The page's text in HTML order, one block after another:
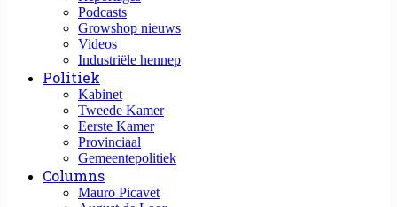
Podcasts
Growshop nieuws
Videos
Industriële hennep
Politiek
Kabinet
Tweede Kamer
Eerste Kamer
Provinciaal
Gemeentepolitiek
Columns
Mauro Picavet